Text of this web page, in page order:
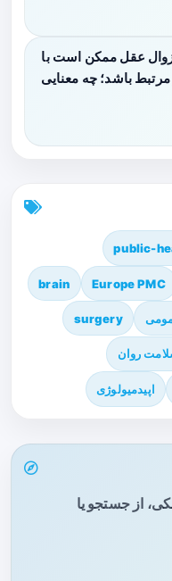
زوال عقل ممکن است با
باشد؛ چه معنایی
public-
Europe PMC
brain
surgery
روان
اپیدمیولوژی
از جستجو یا